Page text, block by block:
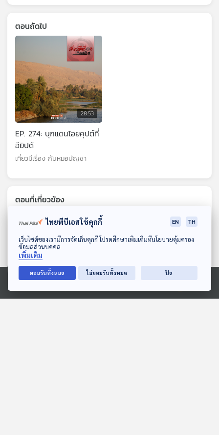
ดาวน์โหลด Thai PBS Podcast Application
Ⓒ 2020 องค์การกระจายเสียงและแพร่ภาพสาธารณะแห่งประเทศไทย
ตอนถัดไป
28:53
EP. 274: บุกแดนไอยคุปต์ที่
อียิปต์
เที่ยวมีเรื่อง กับหมอบัญชา
ตอนที่เกี่ยวข้อง
ไทยพีบีเอสใช้คุกกี้ EN TH
เว็บไซต์ของเรามีการจัดเก็บคุกกี้ โปรดศึกษาเพิ่มเติมที่นโยบายคุ้มครอง
ข้อมูลส่วนบุคคล
เพิ่มเติม
ยอมรับทั้งหมด ไม่ยอมรับทั้งหมด ปิด